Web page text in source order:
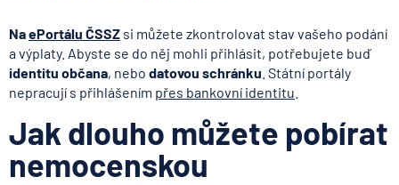
NaePortálu ČSSZ si můžete zkontrolovat stav vašeho podání
a výplaty. Abyste se do něj mohli přihlásit, potřebujete buď
identitu občana, nebo datovou schránku . Státní portály
nepracují s přihlášením přes bankovní identitu
Jak dlouho můžete pobírat
nemocenskou